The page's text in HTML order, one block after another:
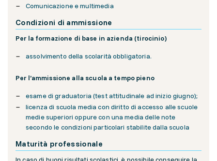
Comunicazione e multimedia
Condizioni di ammissione
Per la formazione di base in azienda (tirocinio)
assolvimento della scolarità obbligatoria.
Per l’ammissione alla scuola a tempo pieno
esame di graduatoria (test attitudinale ad inizio giugno);
licenza di scuola media con diritto di accesso alle scuole
medie superiori oppure con una media delle note
secondo le condizioni particolari stabilite dalla scuola
Maturità professionale